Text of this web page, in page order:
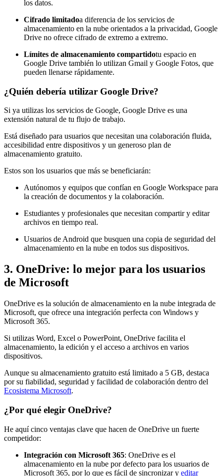
los datos.
Cifrado limitadoa diferencia de los servicios de
almacenamiento en la nube orientados a la privacidad, Google
Drive no ofrece cifrado de extremo a extremo.
Límites de almacenamiento compartidotu espacio en
Google Drive también lo utilizan Gmail y Google Fotos, que
pueden llenarse rápidamente.
¿Quién debería utilizar Google Drive?
Si ya utilizas los servicios de Google, Google Drive es una
extensión natural de tu flujo de trabajo.
Está diseñado para usuarios que necesitan una colaboración fluida,
accesibilidad entre dispositivos y un generoso plan de
almacenamiento gratuito.
Estos son los usuarios que más se beneficiarán:
Autónomos y equipos que confían en Google Workspace para
la creación de documentos y la colaboración.
Estudiantes y profesionales que necesitan compartir y editar
archivos en tiempo real.
Usuarios de Android que busquen una copia de seguridad del
almacenamiento en la nube en todos sus dispositivos.
3. OneDrive: lo mejor para los usuarios
de Microsoft
OneDrive es la solución de almacenamiento en la nube integrada de
Microsoft, que ofrece una integración perfecta con Windows y
Microsoft 365.
Si utilizas Word, Excel o PowerPoint, OneDrive facilita el
almacenamiento, la edición y el acceso a archivos en varios
dispositivos.
Aunque su almacenamiento gratuito está limitado a 5 GB, destaca
por su fiabilidad, seguridad y facilidad de colaboración dentro del
Ecosistema Microsoft.
¿Por qué elegir OneDrive?
He aquí cinco ventajas clave que hacen de OneDrive un fuerte
competidor:
Integración con Microsoft 365: OneDrive es el
almacenamiento en la nube por defecto para los usuarios de
Microsoft 365, por lo que es fácil de sincronizar y editar